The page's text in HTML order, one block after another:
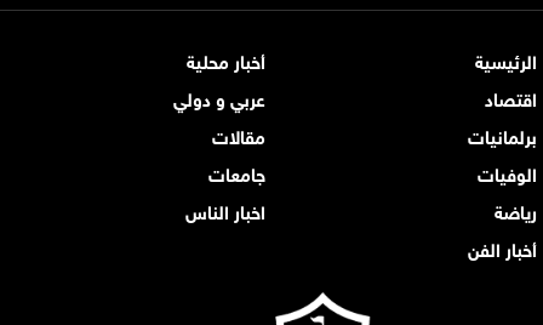
الرئيسية
أخبار محلية
اقتصاد
عربي و دولي
برلمانيات
مقالات
الوفيات
جامعات
رياضة
اخبار الناس
أخبار الفن